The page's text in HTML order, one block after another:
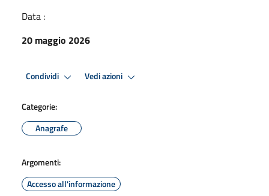
Data :
20 maggio 2026
Condividi Vedi azioni
Categorie:
Anagrafe
Argomenti:
Accesso all'informazione